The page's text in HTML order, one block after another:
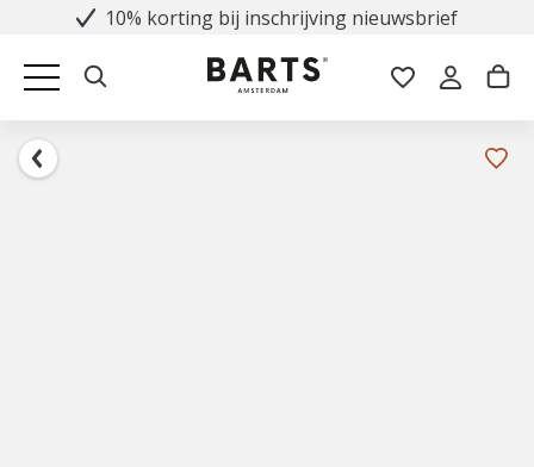
10% korting bij inschrijving nieuwsbrief